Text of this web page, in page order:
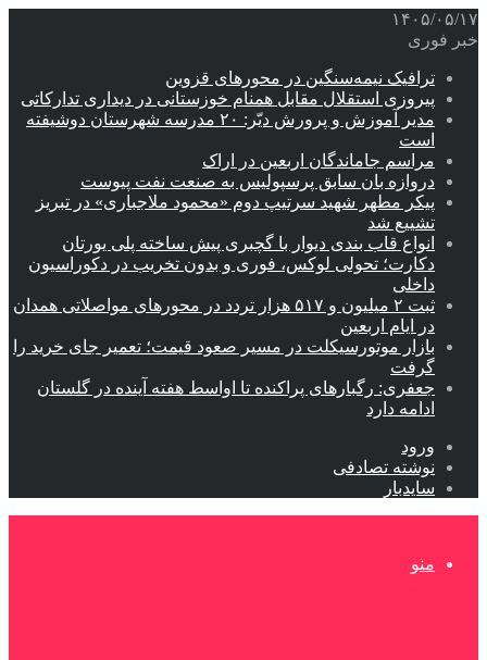
۱۴۰۵/۰۵/۱۷
خبر فوری
ترافیک نیمه‌سنگین در محورهای قزوین
پیروزی استقلال مقابل همنام خوزستانی در دیداری تدارکاتی
مدیر آموزش و پرورش دیّر: ۲۰ مدرسه شهرستان دوشیفته
است
مراسم جاماندگان اربعین در اراک
دروازه بان سابق پرسپولیس به صنعت نفت پیوست
پیکر مطهر شهید سرتیپ دوم «محمود ملاجباری» در تبریز
تشییع شد
انواع قاب بندی دیوار با گچبری پیش ساخته پلی یورتان
دکارت؛ تحولی لوکس، فوری و بدون تخریب در دکوراسیون
داخلی
ثبت ۲ میلیون و ۵۱۷ هزار تردد در محورهای مواصلاتی همدان
در ایام اربعین
بازار موتورسیکلت در مسیر صعود قیمت؛ تعمیر جای خرید را
گرفت
جعفری: رگبارهای پراکنده تا اواسط هفته آینده در گلستان
ادامه دارد
ورود
نوشته تصادفی
سایدبار
منو